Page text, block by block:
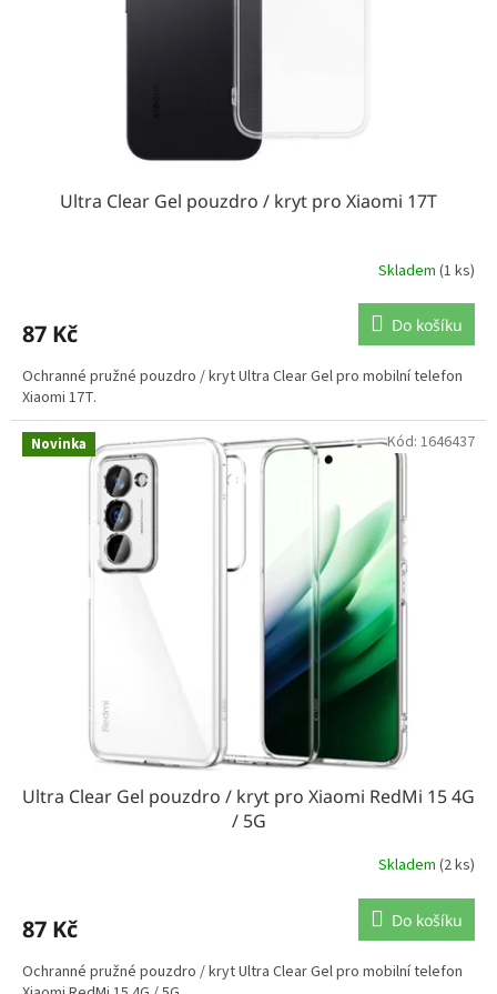
Ultra Clear Gel pouzdro / kryt pro Xiaomi 17T
Skladem (1 ks)
87 Kč Do košíku
Ochranné pružné pouzdro / kryt Ultra Clear Gel pro mobilní telefon
Xiaomi 17T.
Novinka
Ultra Clear Gel pouzdro / kryt pro Xiaomi RedMi 15 4G
/ 5G
Skladem (2 ks)
87 Kč Do košíku
Ochranné pružné pouzdro / kryt Ultra Clear Gel pro mobilní telefon
Kód: 1646437